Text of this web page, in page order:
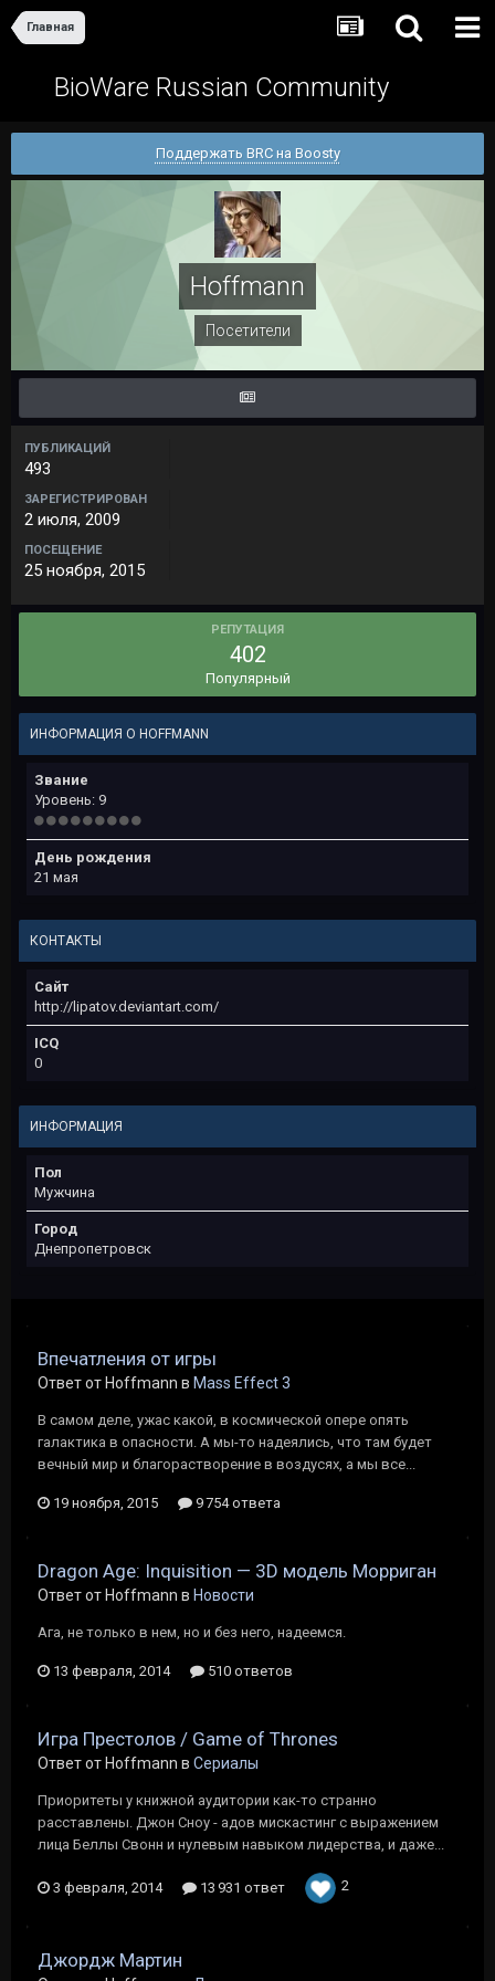
Главная
BioWare Russian Community
Поддержать BRC на Boosty
Hoffmann
Посетители
ПУБЛИКАЦИЙ
493
ЗАРЕГИСТРИРОВАН
2 июля, 2009
ПОСЕЩЕНИЕ
25 ноября, 2015
РЕПУТАЦИЯ
402
Популярный
ИНФОРМАЦИЯ О HOFFMANN
Звание
Уровень: 9
День рождения
21 мая
КОНТАКТЫ
Сайт
http://lipatov.deviantart.com/
ICQ
0
ИНФОРМАЦИЯ
Пол
Мужчина
Город
Днепропетровск
Впечатления от игры
Ответ от Hoffmann в Mass Effect 3
В самом деле, ужас какой, в космической опере опять
галактика в опасности. А мы-то надеялись, что там будет
вечный мир и благорастворение в воздусях, а мы все...
19 ноября, 2015 9 754 ответа
Dragon Age: Inquisition — 3D модель Морриган
Ответ от Hoffmann в Новости
Ага, не только в нем, но и без него, надеемся.
13 февраля, 2014 510 ответов
Игра Престолов / Game of Thrones
Ответ от Hoffmann в Сериалы
Приоритеты у книжной аудитории как-то странно
расставлены. Джон Сноу - адов мискастинг с выражением
лица Беллы Свонн и нулевым навыком лидерства, и даже...
3 февраля, 2014 13 931 ответ 2
Джордж Мартин